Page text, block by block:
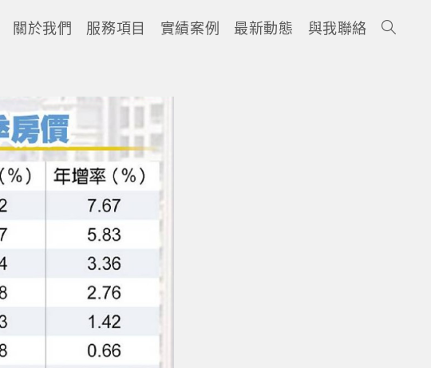
關於我們 服務項目 實績案例 最新動態 與我聯絡